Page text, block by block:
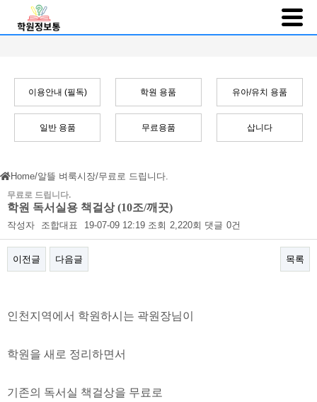
이용안내 (필독) 학원 용품 유아/유치 용품
일반 용품 무료용품 삽니다
Home/알뜰 벼룩시장/무료로 드립니다.
무료로 드립니다.
학원 독서실용 책걸상 (10조/깨끗)
작성자 조합대표 19-07-09 12:19 조회 2,220회 댓글 0건
이전글 다음글 목록
인천지역에서 학원하시는 곽원장님이
학원을 새로 정리하면서
기존의 독서실 책걸상을 무료로